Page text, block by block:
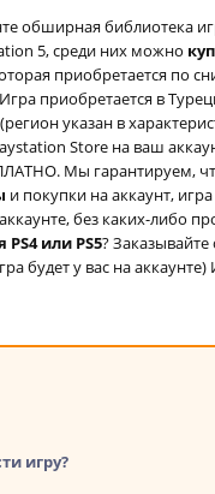
обширная библиотека
5, среди них можно
приобретается по
приобретается в
указан в
Store на ваш
Мы гарантируем,
и покупки на аккаунт,
без каких-либо
или PS5? Заказывайте
будет у вас на аккаунте)
игру?